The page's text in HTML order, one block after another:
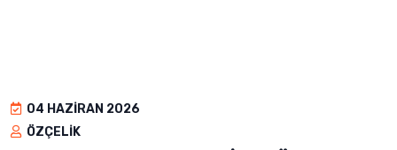
04 HAZIRAN 2026
ÖZÇELIK